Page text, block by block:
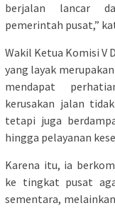
berjalan lancar
pemerintah pusat,”
Wakil Ketua Komisi V
yang layak
mendapat
kerusakan jalan
tetapi juga
hingga pelayanan
Karena itu, ia
ke tingkat pusat
sementara,